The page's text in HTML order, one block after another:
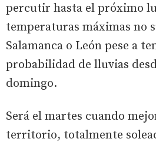
percutir hasta el próximo
temperaturas máximas no
Salamanca o León pese a
probabilidad de lluvias
domingo.
Será el martes cuando
territorio, totalmente